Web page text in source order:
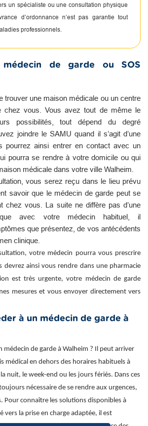
un spécialiste ou une consultation physique
d’ordonnance n’est pas garantie tout
professionnels.
médecin de garde ou SOS
trouver une maison médicale ou un centre
chez vous. Vous avez tout de même le
possibilités, tout dépend du degré
joindre le SAMU quand il s’agit d’une
pourrez ainsi entrer en contact avec un
pourra se rendre à votre domicile ou qui
médicale dans votre ville Walheim.
vous serez reçu dans le lieu prévu
savoir que le médecin de garde peut se
chez vous. La suite ne diffère pas d’une
avec votre médecin habituel, il
que présentez, de vos antécédents
clinique.
votre médecin pourra vous prescrire
devrez ainsi vous rendre dans une pharmacie
est très urgente, votre médecin de garde
mesures et vous envoyer directement vers
à un médecin de garde à
médecin de garde à Walheim ? Il peut arriver
médical en dehors des horaires habituels à
nuit, le week-end ou les jours fériés. Dans ces
nécessaire de se rendre aux urgences,
Pour connaître les solutions disponibles à
vers la prise en charge adaptée, il est